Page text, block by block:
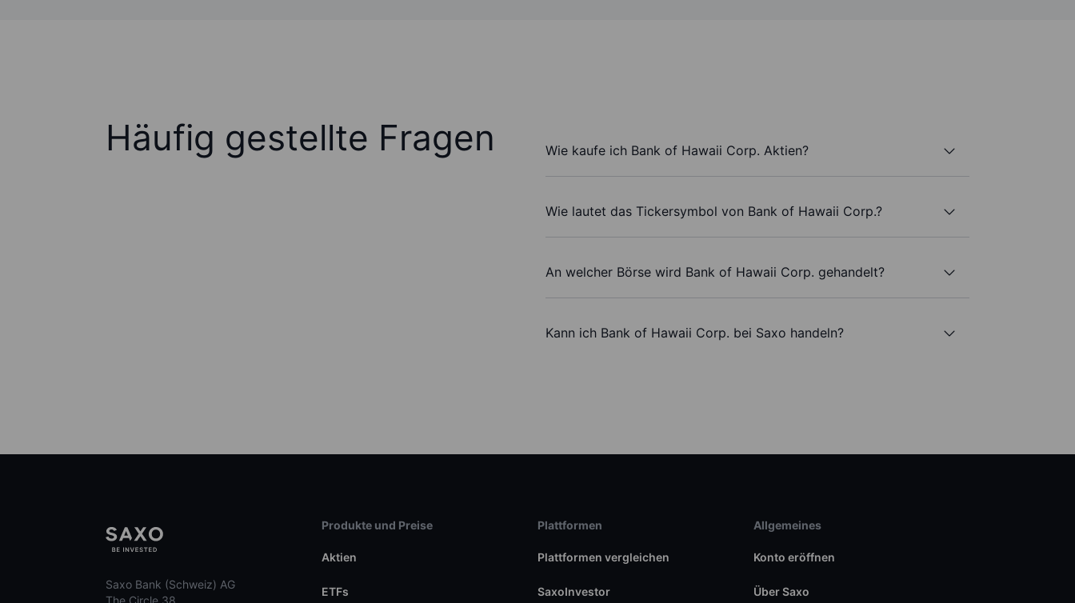
Häufig gestellte Fragen Wie kaufe ich Bank of Hawaii Corp. Aktien?
Wie lautet das Tickersymbol von Bank of Hawaii Corp.?
An welcher Börse wird Bank of Hawaii Corp. gehandelt?
Kann ich Bank of Hawaii Corp. bei Saxo handeln?
Saxo Bank (Schweiz) AG
Produkte und Preise
Aktien
ETFs
Plattformen
Plattformen vergleichen
SaxoInvestor
Allgemeines
Konto eröffnen
Über Saxo